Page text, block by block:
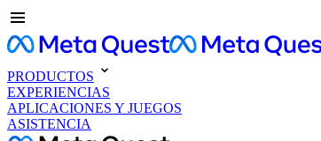
PRODUCTOS
EXPERIENCIAS
APLICACIONES Y JUEGOS
ASISTENCIA